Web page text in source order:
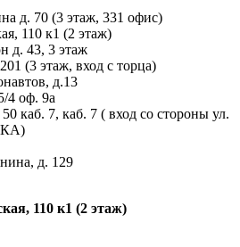
д. 70 (3 этаж, 331 офис)
110 к1 (2 этаж)
д. 43, 3 этаж
(3 этаж, вход с торца)
д.13
4 оф. 9а
каб. 7, каб. 7 ( вход со стороны ул.
д. 129
110 к1 (2 этаж)